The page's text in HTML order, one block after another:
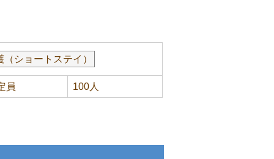
ショートステイ）
員 100人